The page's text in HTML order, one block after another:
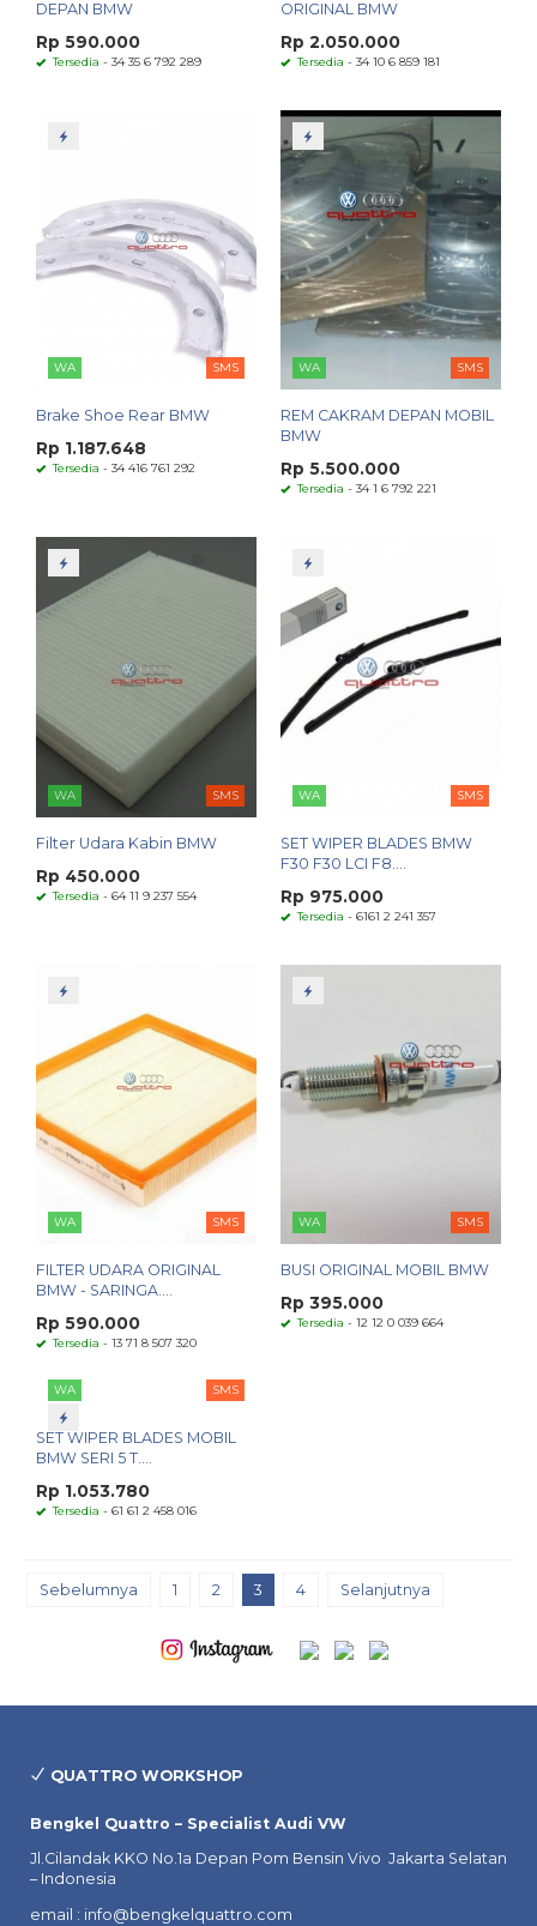
DEPAN BMW
Rp 590.000
Tersedia - 34 35 6 792 289
ORIGINAL BMW
Rp 2.050.000
Tersedia - 34 10 6 859 181
WA SMS
Brake Shoe Rear BMW
Rp 1.187.648
Tersedia - 34 416 761 292
WA SMS
REM CAKRAM DEPAN MOBIL
BMW
Rp 5.500.000
Tersedia - 34 1 6 792 221
WA SMS
Filter Udara Kabin BMW
Rp 450.000
Tersedia - 64 11 9 237 554
WA SMS
SET WIPER BLADES BMW
F30 F30 LCI F8....
Rp 975.000
Tersedia - 6161 2 241 357
WA SMS
FILTER UDARA ORIGINAL
BMW - SARINGA....
Rp 590.000
Tersedia - 13 71 8 507 320
WA SMS
BUSI ORIGINAL MOBIL BMW
Rp 395.000
Tersedia - 12 12 0 039 664
WA SMS
SET WIPER BLADES MOBIL
BMW SERI 5 T....
Rp 1.053.780
Tersedia - 61 61 2 458 016
Sebelumnya 1 2 3 4 Selanjutnya
QUATTRO WORKSHOP
Bengkel Quattro – Specialist Audi VW
Jl.Cilandak KKO No.1a Depan Pom Bensin Vivo Jakarta Selatan
– Indonesia
email : info@bengkelquattro.com